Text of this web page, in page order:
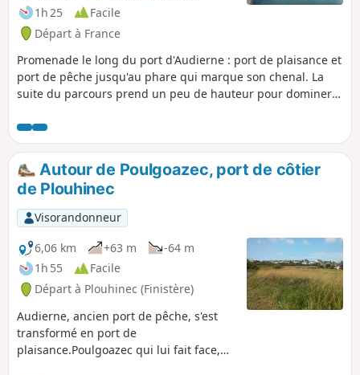
1h 25
Facile
Départ à France
Promenade le long du port d'Audierne : port de plaisance et
port de pêche jusqu'au phare qui marque son chenal. La
suite du parcours prend un peu de hauteur pour dominer
criée de Poulgoazec, commune de Plouhinec.
Autour de Poulgoazec, port de côtier
de Plouhinec
Visorandonneur
6,06 km
+63 m
-64 m
1h 55
Facile
Départ à Plouhinec (Finistère)
Audierne, ancien port de pêche, s'est
transformé en port de
plaisance.Poulgoazec qui lui fait face,